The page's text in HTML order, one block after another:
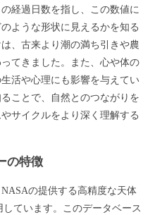
経過日数を指し、この数値に
ような形状に見えるかを知る
、古来より潮の満ち引きや農
てきました。また、心や体の
活や心理にも影響を与えてい
ことで、自然とのつながりを
サイクルをより深く理解する
の特徴
の提供する高精度な天体
ています。このデータベース